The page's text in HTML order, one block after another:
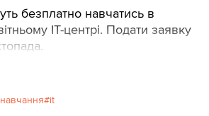
безплатно навчатись в
IT-центрі. Подати заявку
навчання it